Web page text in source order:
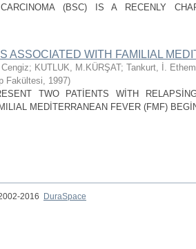
(BSC) IS A RECENLY
ASSOCIATED WITH FAMILIAL
; KUTLUK, M.KÜRŞAT; Tankurt, İ. Ethem
Fakültesi, 1997)
TWO PATİENTS WİTH
MEDİTERRANEAN FEVER (FMF)
2016
DuraSpace